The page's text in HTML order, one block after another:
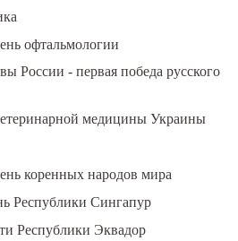
офтальмологии
России - первая победа русского
медицины Украины
коренных народов мира
Республики Сингапур
Республики Эквадор